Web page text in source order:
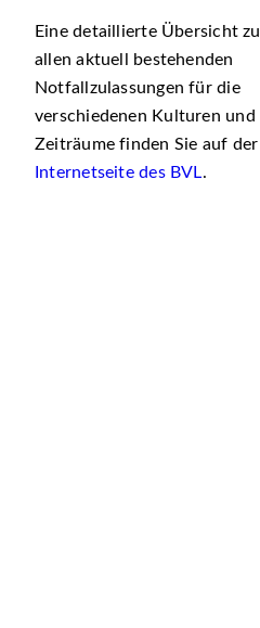
Eine detaillierte Übersicht zu
allen aktuell bestehenden
Notfallzulassungen für die
verschiedenen Kulturen und
Zeiträume finden Sie auf der
Internetseite des BVL.